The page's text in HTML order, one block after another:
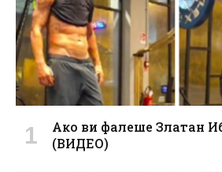
Ако ви фалеше Златан
(ВИДЕО)